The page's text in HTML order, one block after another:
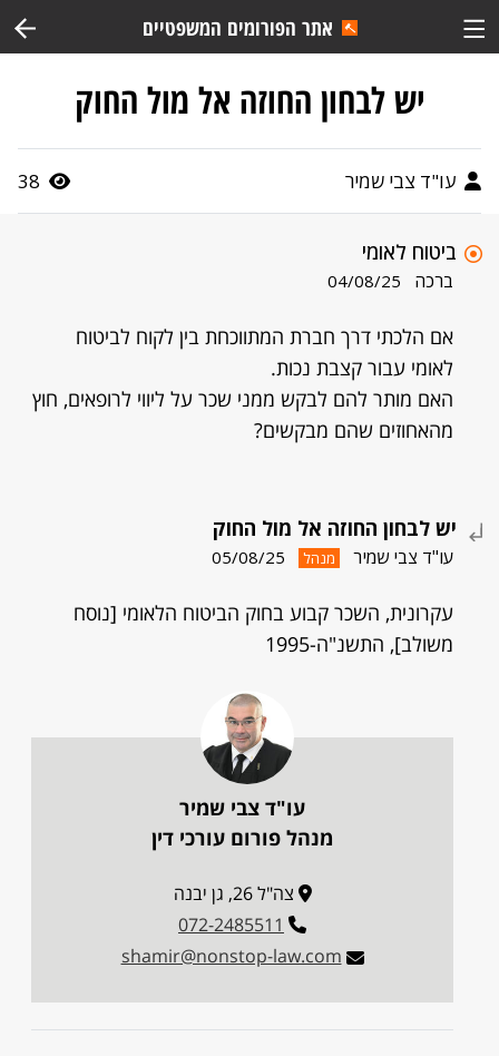
אתר הפורומים המשפטיים
יש לבחון החוזה אל מול החוק
עו"ד צבי שמיר 38
ביטוח לאומי
ברכה 04/08/25
אם הלכתי דרך חברת המתווכחת בין לקוח לביטוח
לאומי עבור קצבת נכות.
האם מותר להם לבקש ממני שכר על ליווי לרופאים, חוץ
מהאחוזים שהם מבקשים?
יש לבחון החוזה אל מול החוק
עו"ד צבי שמיר מנהל 05/08/25
עקרונית, השכר קבוע בחוק הביטוח הלאומי [נוסח
משולב], התשנ"ה-1995
עו"ד צבי שמיר
מנהל פורום עורכי דין
צה"ל 26, גן יבנה
072-2485511
shamir@nonstop-law.com